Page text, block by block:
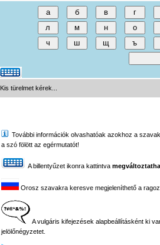
Kis türelmet kérek...
További információk olvashatóak azokhoz a
a szó fölött az egérmutatót!
A billentyűzet ikonra kattintva
Orosz szavakra keresve megjeleníthető a
A vulgáris kifejezések alapbeállításként ki
jelölőnégyzetet.